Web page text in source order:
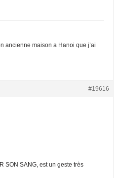
ancienne maison a Hanoi que j’ai
#19616
SON SANG, est un geste très